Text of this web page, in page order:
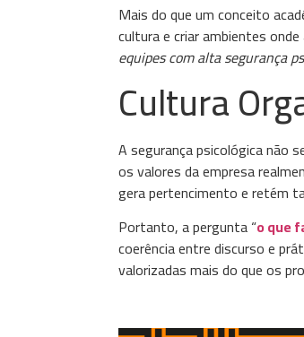
Mais do que um conceito
cultura e criar ambientes
equipes com alta segurança
Cultura
A segurança psicológica não
os valores da empresa
gera pertencimento e retém
Portanto, a pergunta “o que
coerência entre discurso e
valorizadas mais do que os